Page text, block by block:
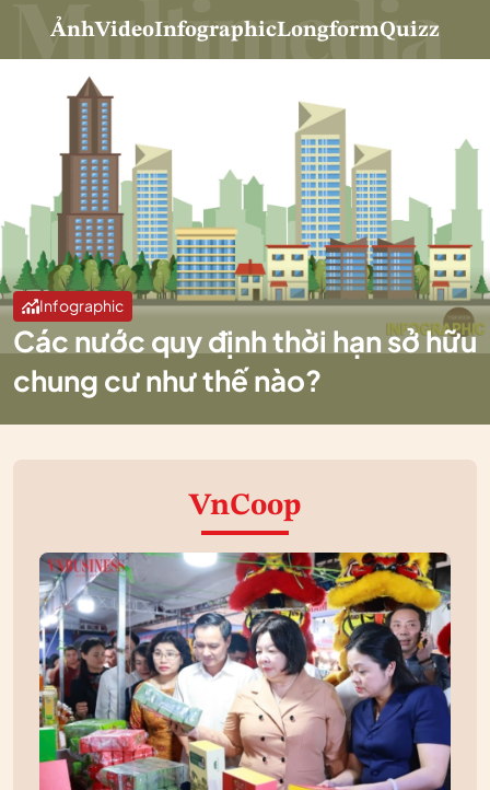
ẢnhVideoInfographicLongformQuizz
Infographic
Các nước quy định thời hạn sở hữu
chung cư như thế nào?
VnCoop